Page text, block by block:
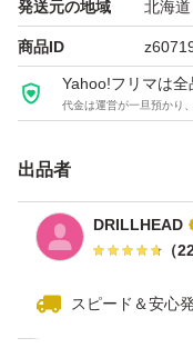
発送元の地域 北海道
商品ID
Yahoo!フリマは
代金は運営が一旦預かり
出品者
DRILLHEAD
（
スピード＆安心